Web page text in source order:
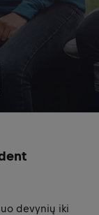
devynių iki